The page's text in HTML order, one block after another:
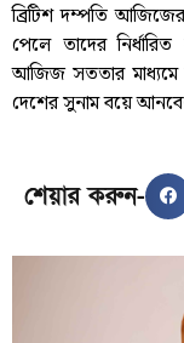
ব্রিটিশ দম্পতি
পেলে তাদের
আজিজ সততার মাধ্যমে
দেশের সুনাম বয়ে আনবেন
শেয়ার করুন-